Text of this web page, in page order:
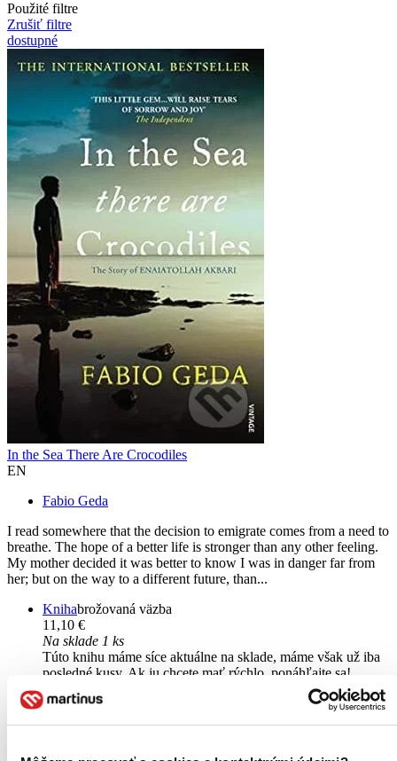
Použité filtre
Zrušiť filtre
dostupné
In the Sea There Are Crocodiles
EN
Fabio Geda
I read somewhere that the decision to emigrate comes from a need to
breathe. The hope of a better life is stronger than any other feeling.
My mother decided it was better to know I was in danger far from
her; but on the way to a different future, than...
Knihabrožovaná väzba
11,10 €
Na sklade 1 ks
Túto knihu máme síce aktuálne na sklade, máme však už iba
posledné kusy. Ak ju chcete mať rýchlo, ponáhľajte sa!
Dodanie ďalších môže trvať dlhšie, zvyčajne do piatich dní.
Pridať do zoznamu
Vložiť do košíka